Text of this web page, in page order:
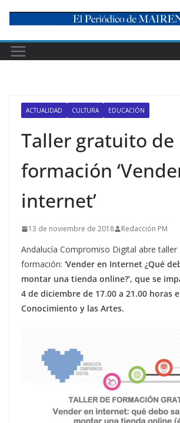
content
ACTUALIDAD CULTURA EDUCACIÓN
Taller gratuito de
formación
internet’
13 de noviembre de 2018 Redacción PM
Andalucía Compromiso Digital abre
formación: ‘Vender en Internet ¿Qué
montar una tienda online?’, que se
4 de diciembre de 17.00 a 21.00 horas
Conocimiento y las Artes.